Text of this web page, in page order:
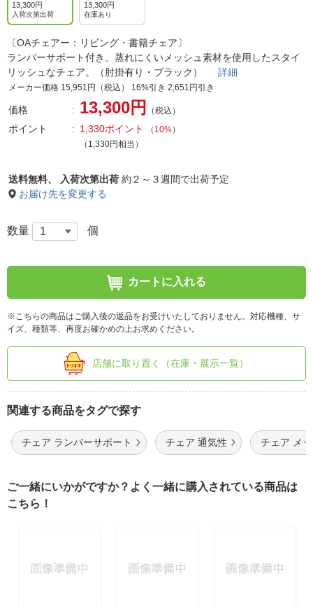
13,300円
入荷次第出荷
13,300円
在庫あり
〔OAチェアー：リビング・書籍チェア〕
ランバーサポート付き、蒸れにくいメッシュ素材を使用したスタイ
リッシュなチェア。（肘掛有り・ブラック） 詳細
メーカー価格 15,951円（税込） 16%引き 2,651円引き
価格 13,300円 （税込）
ポイント 1,330ポイント （ 10%）
（1,330円相当）
送料無料、 入荷次第出荷 約２～３週間で出荷予定
お届け先を変更する
数量 個
カートに入れる
※こちらの商品はご購入後の返品をお受けいたしておりません。対応機種、サ
イズ、種類等、再度お確かめの上お求めください。
店舗に取り置く（在庫・展示一覧）
関連する商品をタグで探す
チェア ランバーサポート チェア 通気性 チェア メ
ご一緒にいかがですか？よく一緒に購入されている商品は
こちら！